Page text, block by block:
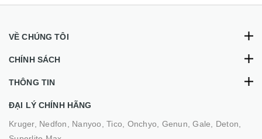
VỀ CHÚNG TÔI
CHÍNH SÁCH
THÔNG TIN
ĐẠI LÝ CHÍNH HÃNG
Kruger, Nedfon, Nanyoo, Tico, Onchyo, Genun, Gale, Deton,